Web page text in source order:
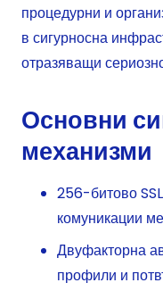
процедурни и
в сигурносна
отразяващи
Основни
механизми
256-битово
комуникации
Двуфакторна
профили и